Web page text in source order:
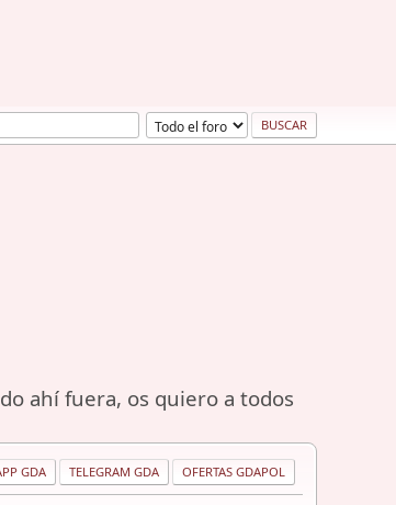
ahí fuera, os quiero a todos
GDA TELEGRAM GDA OFERTAS GDAPOL